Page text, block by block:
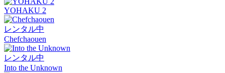
YOHAKU 2
レンタル中
Chefchaouen
レンタル中
Into the Unknown